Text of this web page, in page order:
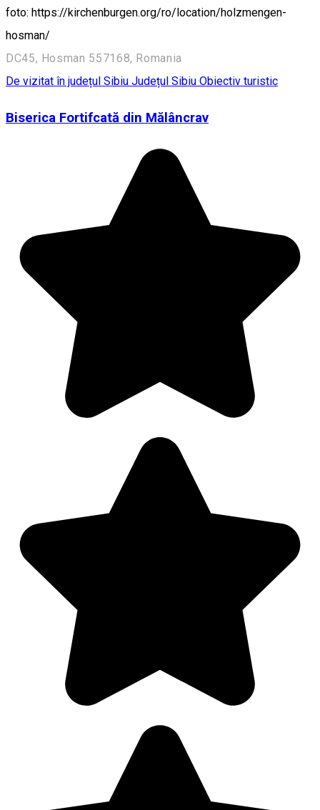
foto: https://kirchenburgen.org/ro/location/holzmengen-
hosman/
DC45, Hosman 557168, Romania
De vizitat în județul Sibiu Județul Sibiu Obiectiv turistic
Biserica Fortifcată din Mălâncrav